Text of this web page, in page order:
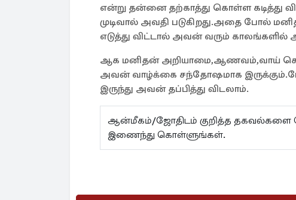
என்று தன்னை தற்காத்து கொள்ள கடித்து
முடிவால் அவதி படுகிறது.அதை போல்
எடுத்து விட்டால் அவன் வரும்
ஆக மனிதன் அறியாமை,ஆணவம்,வாய்
அவன் வாழ்க்கை சந்தோஷமாக
இருந்து அவன் தப்பித்து விடலாம்.
ஆன்மீகம்/ஜோதிடம் குறித்த தகவல்களை
இணைந்து கொள்ளுங்கள்.